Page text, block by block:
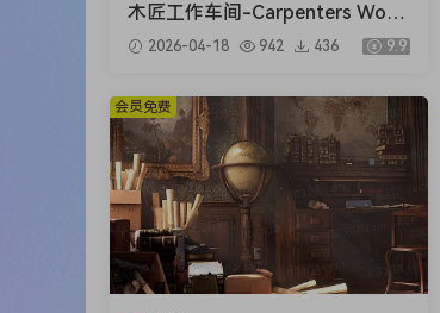
木匠工作车间-Carpenters Work
shop2026-04-18 942 436 9.9
会员免费